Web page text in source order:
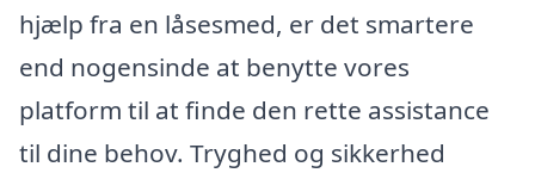
hjælp fra en låsesmed, er det smartere
end nogensinde at benytte vores
platform til at finde den rette assistance
til dine behov. Tryghed og sikkerhed